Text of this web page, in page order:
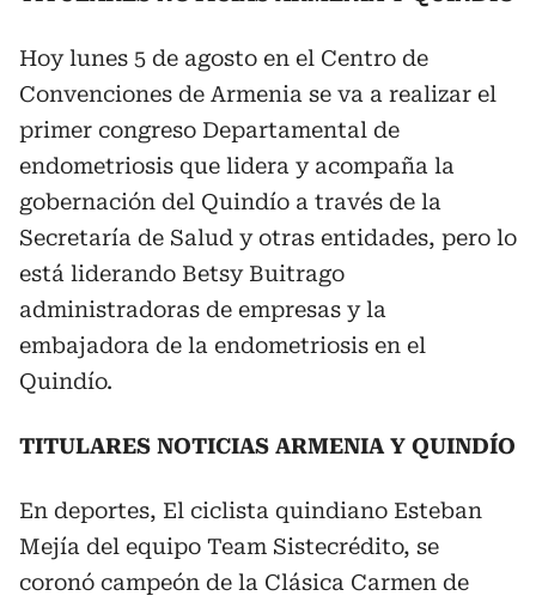
Hoy lunes 5 de agosto en el Centro de
Convenciones de Armenia se va a realizar el
primer congreso Departamental de
endometriosis que lidera y acompaña la
gobernación del Quindío a través de la
Secretaría de Salud y otras entidades, pero lo
está liderando Betsy Buitrago
administradoras de empresas y la
embajadora de la endometriosis en el
Quindío.
TITULARES NOTICIAS ARMENIA Y QUINDÍO
En deportes, El ciclista quindiano Esteban
Mejía del equipo Team Sistecrédito, se
coronó campeón de la Clásica Carmen de